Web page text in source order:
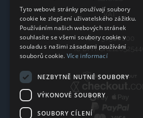
IČO: 50920600
IČ DPH: SK2120525440
Tyto webové stránky používají soubory
cookie ke zlepšení uživatelského zážitku.
Používáním našich webových stránek
souhlasíte se všemi soubory cookie v
souladu s našimi zásadami používání
souborů cookie. Více informací
NEZBYTNĚ NUTNÉ SOUBORY
VÝKONOVÉ SOUBORY
SOUBORY CÍLENÍ